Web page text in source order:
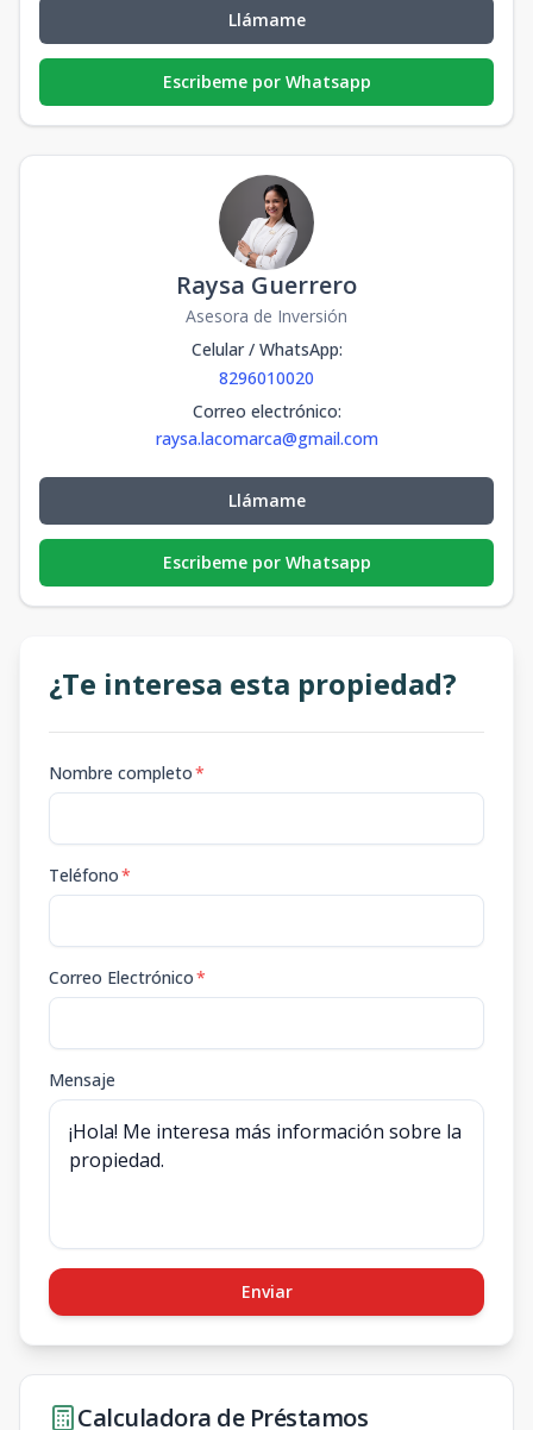
Llámame
Escribeme por Whatsapp
Raysa Guerrero
Asesora de Inversión
Celular / WhatsApp:
8296010020
Correo electrónico:
raysa.lacomarca@gmail.com
Llámame
Escribeme por Whatsapp
¿Te interesa esta propiedad?
Nombre completo*
Teléfono*
Correo Electrónico*
Mensaje
Enviar
Calculadora de Préstamos